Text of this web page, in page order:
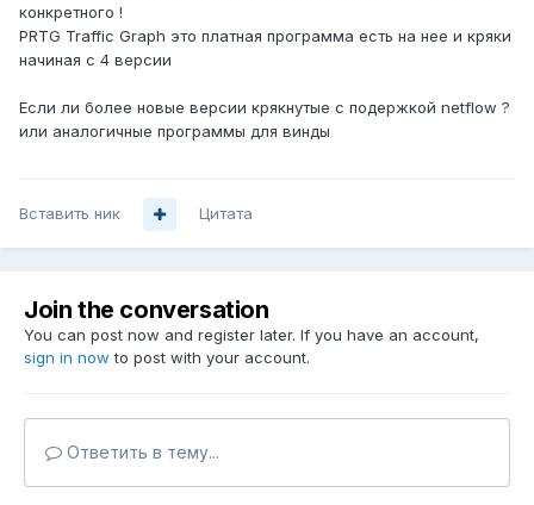
конкретного !
PRTG Traffic Graph это платная программа есть на нее и кряки
начиная с 4 версии
Если ли более новые версии крякнутые с подержкой netflow ?
или аналогичные программы для винды
Вставить ник Цитата
Join the conversation
You can post now and register later. If you have an account,
sign in now to post with your account.
Ответить в тему...